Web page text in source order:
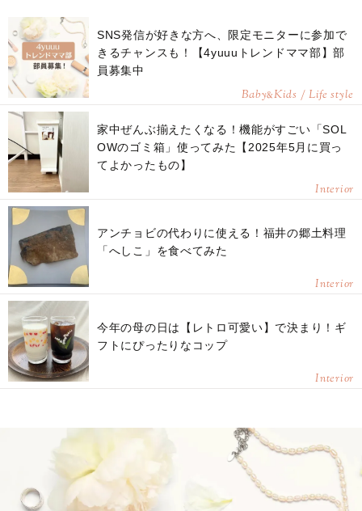
SNS発信が好きな方へ、限定モニターに参加で
きるチャンスも！【4yuuuトレンドママ部】部
員募集中
Baby&Kids / Life style
家中ぜんぶ揃えたくなる！機能がすごい「SOL
OWのゴミ箱」使ってみた【2025年5月に買っ
てよかったもの】
Interior
アンチョビの代わりに使える！福井の郷土料理
「へしこ」を食べてみた
Interior
今年の母の日は【レトロ可愛い】で決まり！ギ
フトにぴったりなコップ
Interior